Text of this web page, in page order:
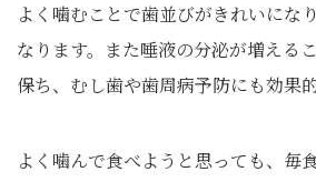
よく噛むことで歯並びがきれいにな
なります。また唾液の分泌が増える
保ち、むし歯や歯周病予防にも効果的
よく噛んで食べようと思っても、毎